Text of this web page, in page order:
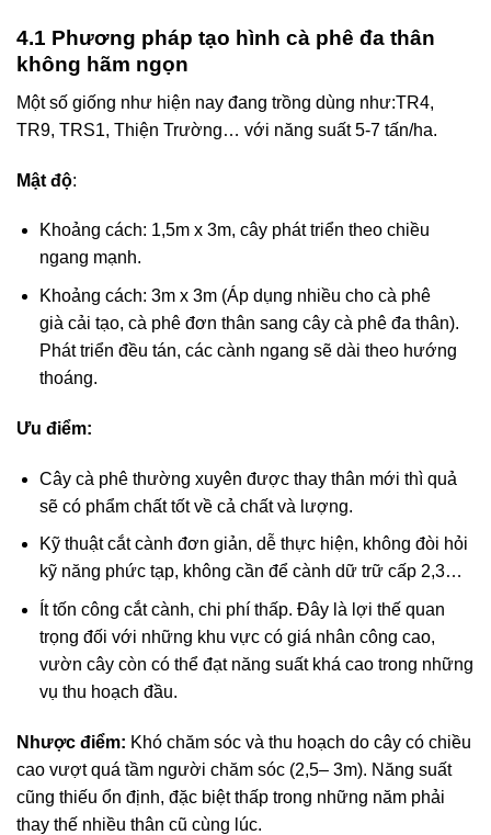
4.1 Phương pháp tạo hình cà phê đa thân
không hãm ngọn
Một số giống như hiện nay đang trồng dùng như:TR4,
TR9, TRS1, Thiện Trường… với năng suất 5-7 tấn/ha.
Mật độ:
Khoảng cách: 1,5m x 3m, cây phát triển theo chiều
ngang mạnh.
Khoảng cách: 3m x 3m (Áp dụng nhiều cho cà phê
già cải tạo, cà phê đơn thân sang cây cà phê đa thân).
Phát triển đều tán, các cành ngang sẽ dài theo hướng
thoáng.
Ưu điểm:
Cây cà phê thường xuyên được thay thân mới thì quả
sẽ có phẩm chất tốt về cả chất và lượng.
Kỹ thuật cắt cành đơn giản, dễ thực hiện, không đòi hỏi
kỹ năng phức tạp, không cần để cành dữ trữ cấp 2,3…
Ít tốn công cắt cành, chi phí thấp. Đây là lợi thế quan
trọng đối với những khu vực có giá nhân công cao,
vườn cây còn có thể đạt năng suất khá cao trong những
vụ thu hoạch đầu.
Nhược điểm: Khó chăm sóc và thu hoạch do cây có chiều
cao vượt quá tầm người chăm sóc (2,5– 3m). Năng suất
cũng thiếu ổn định, đặc biệt thấp trong những năm phải
thay thế nhiều thân cũ cùng lúc.